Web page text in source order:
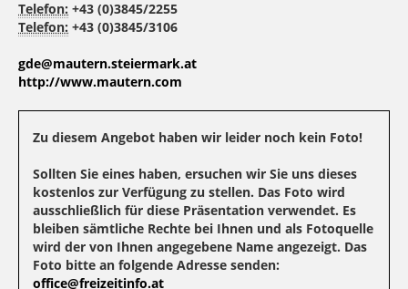
Telefon: +43 (0)3845/2255
Telefon: +43 (0)3845/3106
gde@mautern.steiermark.at
http://www.mautern.com
Zu diesem Angebot haben wir leider noch kein Foto!
Sollten Sie eines haben, ersuchen wir Sie uns dieses
kostenlos zur Verfügung zu stellen. Das Foto wird
ausschließlich für diese Präsentation verwendet. Es
bleiben sämtliche Rechte bei Ihnen und als Fotoquelle
wird der von Ihnen angegebene Name angezeigt. Das
Foto bitte an folgende Adresse senden:
office@freizeitinfo.at